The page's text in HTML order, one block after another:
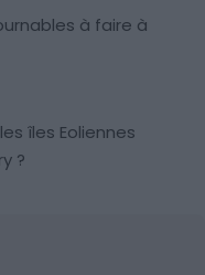
à faire à
îles Eoliennes
?